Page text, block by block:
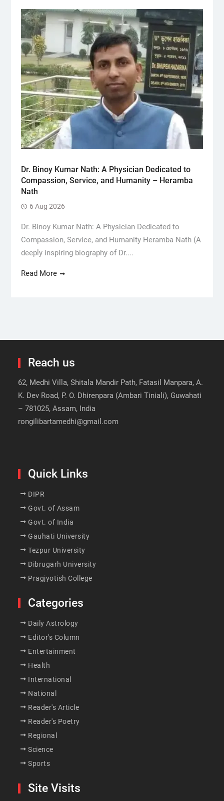
Dr. Binoy Kumar Nath: A Physician Dedicated to
Compassion, Service, and Humanity – Heramba
Nath
6 Aug 2026
Dr. Binoy Kumar Nath: A Physician Dedicated to
Compassion, Service, and Humanity Heramba Nath (A
deeply inspiring biography of Dr....
Read More
Reach us
62, Medhi Villa, Shitala Mandir Path, Fatasil Manpara, A.
K. Dev Road, P. O. Dhirenpara (Ambari Tiniali), Guwahati
– 781025, Assam, India
rongilibartamedhi@gmail.com
Quick Links
DIPR
Govt. of Assam
Govt. of India
Gauhati University
Tezpur University
Dibrugarh University
Pragjyotish College
Categories
Daily Astrology
Editor's Column
Entertainment
Health
International
National
Reader's Article
Reader's Poetry
Regional
Science
Sports
Site Visits